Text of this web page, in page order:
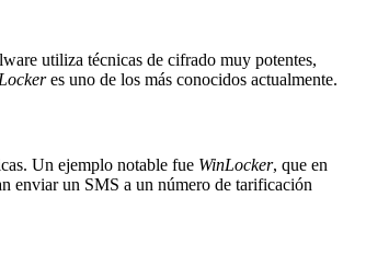
utiliza técnicas de cifrado muy potentes,
es uno de los más conocidos actualmente.
Un ejemplo notable fue WinLocker, que en
enviar un SMS a un número de tarificación